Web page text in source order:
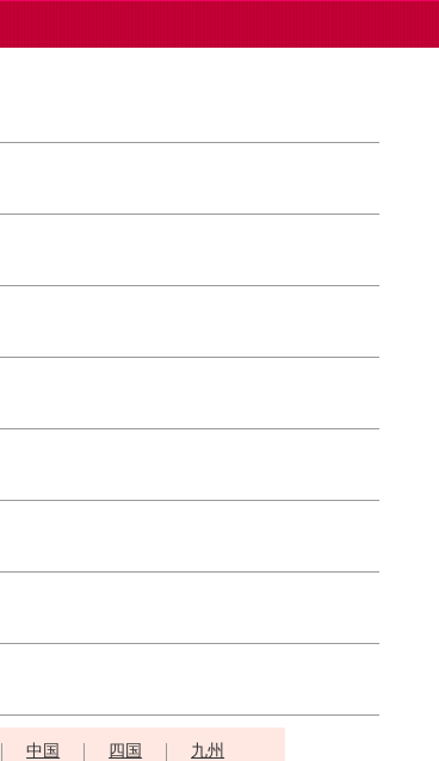
中国 四国 九州